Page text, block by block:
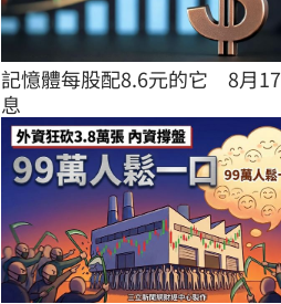
記憶體每股配8.6元的它　8月
息